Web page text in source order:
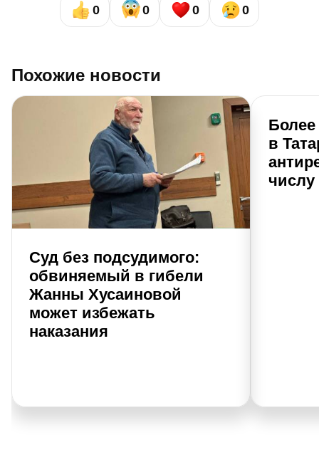
0 0 0 0
Похожие новости
Суд без подсудимого:
обвиняемый в гибели
Жанны Хусаиновой
может избежать
наказания
в